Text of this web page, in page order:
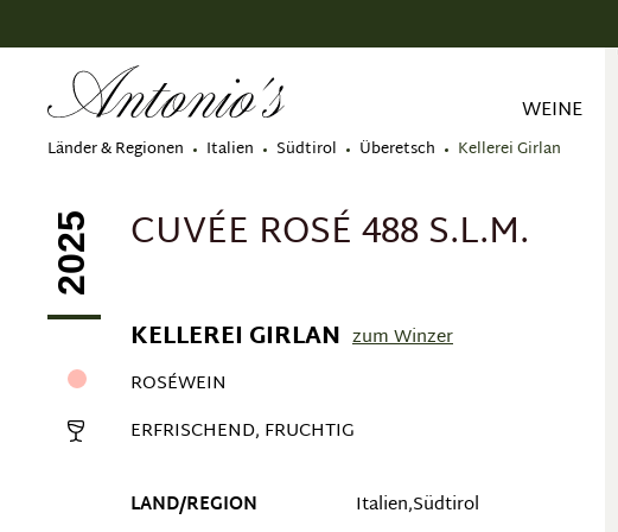
Länder & Regionen Italien Südtirol Überetsch Kellerei Girlan
WEINE
2025 CUVÉE ROSÉ 488 S.L.M.
KELLEREI GIRLAN zum Winzer
ROSÉWEIN
ERFRISCHEND, FRUCHTIG
LAND/REGION
Italien,Südtirol